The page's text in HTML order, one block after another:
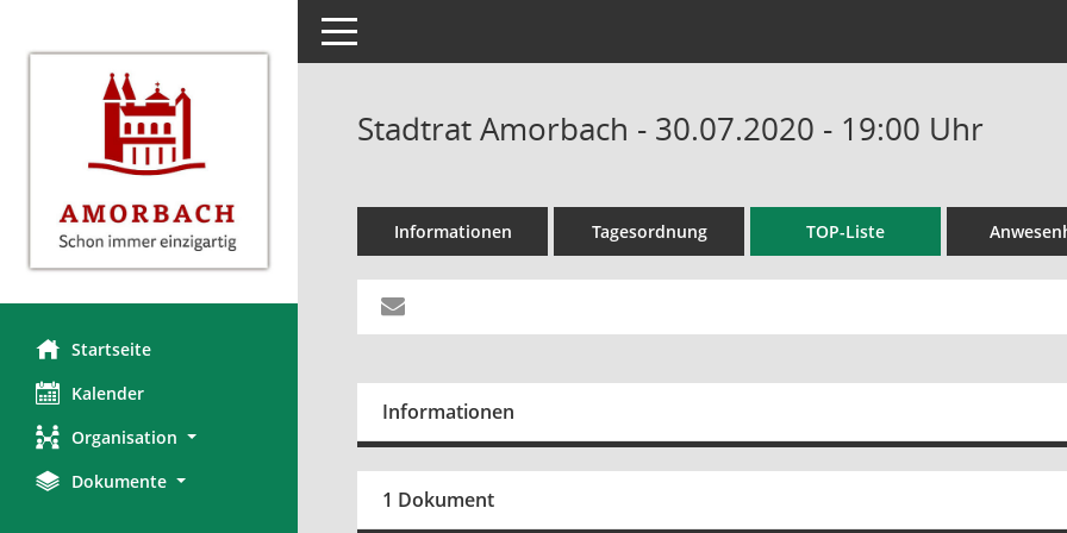
Startseite
Kalender
Organisation
Dokumente
Toggle navigation
Stadtrat Amorbach - 30.07.2020 - 19:00 Uhr
Informationen Tagesordnung TOP-Liste
Informationen
1 Dokument